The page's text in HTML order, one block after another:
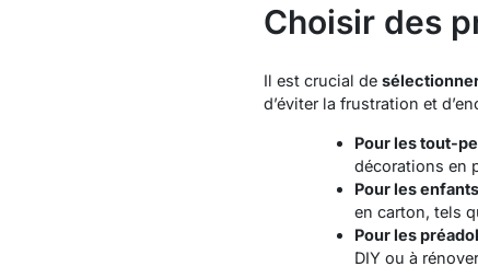
Choisir des
Il est crucial de
d’éviter la frustration et
Pour les tout-
décorations en
Pour les
en carton, tels
Pour les
DIY ou à